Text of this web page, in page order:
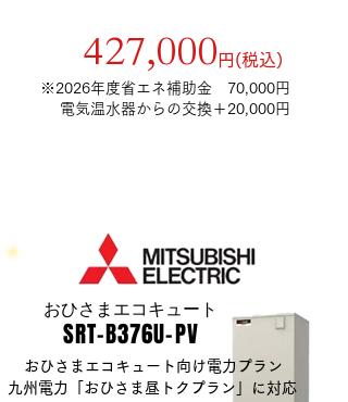
​427,000 ​円(税込)
​※2026年度省エネ補助金 70,000円
電気温水器からの交換＋20,000円
​SRT-B376U-PV
​おひさまエコキュート
おひさまエコキュート向け電力プラン
九州電力「おひさま昼トクプラン」に対応